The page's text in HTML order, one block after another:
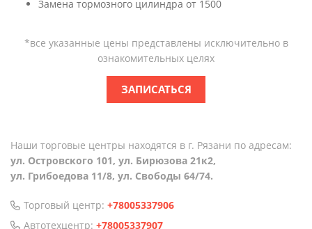
Замена тормозного цилиндра от 1500
*все указанные цены представлены исключительно в
ознакомительных целях
ЗАПИСАТЬСЯ
Наши торговые центры находятся в г. Рязани по адресам:
ул. Островского 101, ул. Бирюзова 21к2,
ул. Грибоедова 11/8, ул. Свободы 64/74.
Торговый центр: +78005337906
Автотехцентр: +78005337907